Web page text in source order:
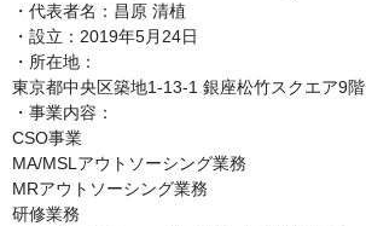
・代表者名：昌原 清植
・設立：2019年5月24日
・所在地：
東京都中央区築地1-13-1 銀座松竹スクエア9階
・事業内容：
CSO事業
MA/MSLアウトソーシング業務
MRアウトソーシング業務
研修業務